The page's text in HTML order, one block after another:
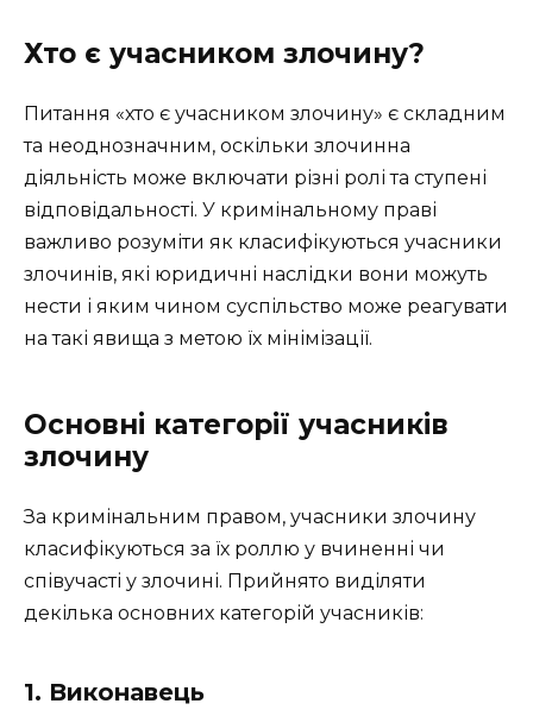
Хто є учасником злочину?
Питання «хто є учасником злочину» є складним
та неоднозначним, оскільки злочинна
діяльність може включати різні ролі та ступені
відповідальності. У кримінальному праві
важливо розуміти як класифікуються учасники
злочинів, які юридичні наслідки вони можуть
нести і яким чином суспільство може реагувати
на такі явища з метою їх мінімізації.
Основні категорії учасників
злочину
За кримінальним правом, учасники злочину
класифікуються за їх роллю у вчиненні чи
співучасті у злочині. Прийнято виділяти
декілька основних категорій учасників:
1. Виконавець